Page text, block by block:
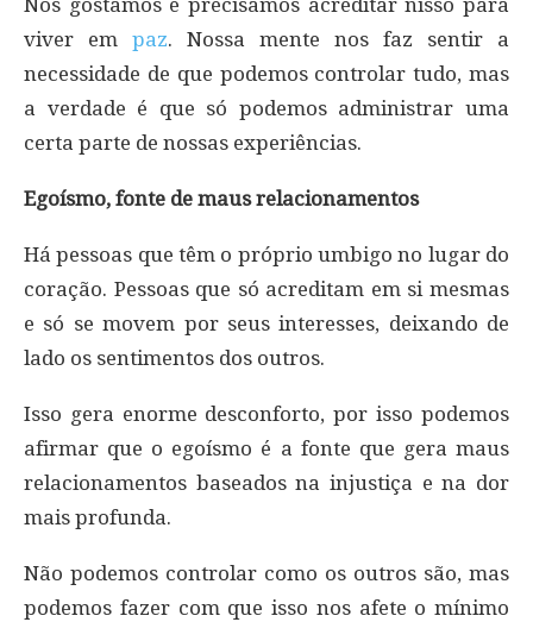
viver em paz. Nossa mente nos faz sentir a
necessidade de que podemos controlar tudo, mas
a verdade é que só podemos administrar uma
certa parte de nossas experiências.
Egoísmo, fonte de maus relacionamentos
Há pessoas que têm o próprio umbigo no lugar do
coração. Pessoas que só acreditam em si mesmas
e só se movem por seus interesses, deixando de
lado os sentimentos dos outros.
Isso gera enorme desconforto, por isso podemos
afirmar que o egoísmo é a fonte que gera maus
relacionamentos baseados na injustiça e na dor
mais profunda.
Não podemos controlar como os outros são, mas
podemos fazer com que isso nos afete o mínimo